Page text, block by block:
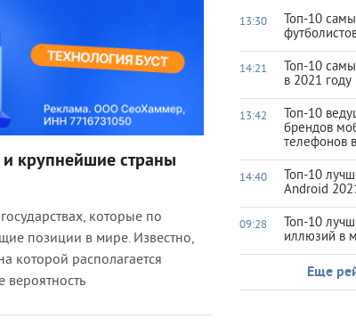
крупнейшие страны
которые по
позиции в мире. Известно,
которой располагается
вероятность
13:30
Топ-10
14:21
Топ-10
в 2021 году
13:42
Топ-10
брендов
телефонов
14:40
Топ-10
Android
09:28
Топ-10
иллюзий в
Еще